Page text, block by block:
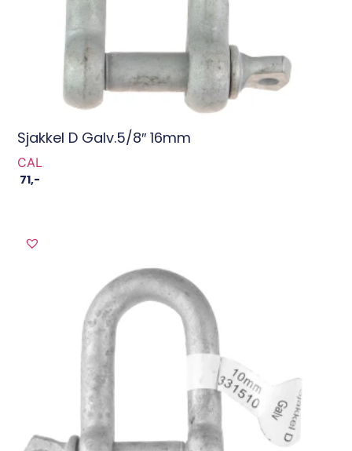
Sjakkel D Galv.5/8″ 16mm
CAL
71,-